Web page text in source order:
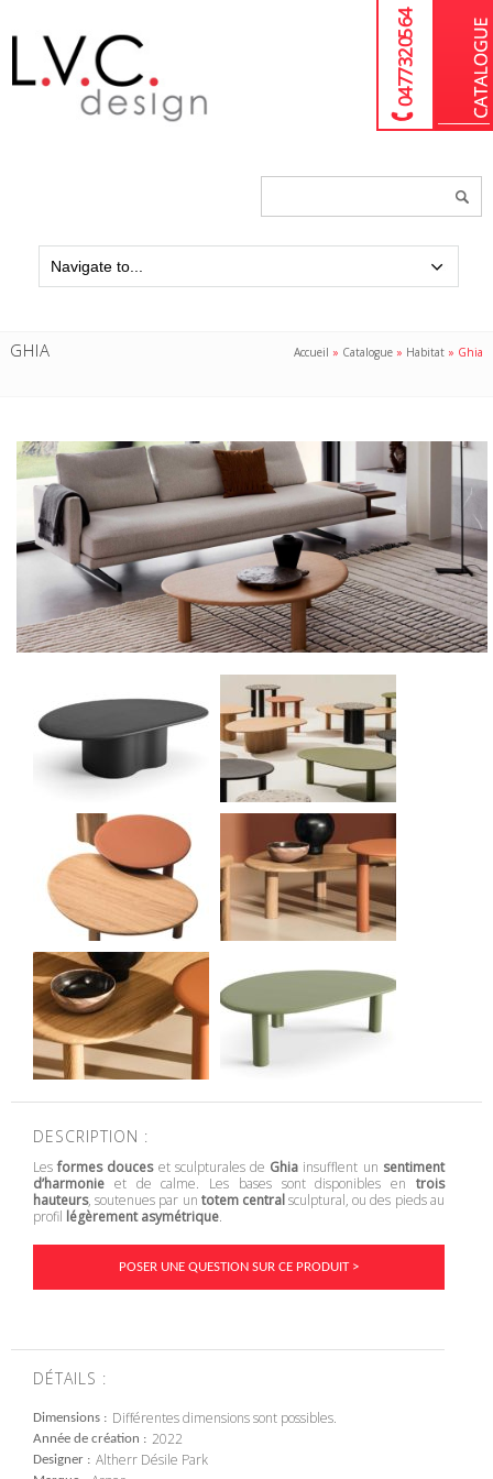
04 77 32 05 64
GHIA Accueil » Catalogue » Habitat » Ghia
DESCRIPTION :
Lesformes douceset sculpturales de Ghia insufflent un sentiment
d’harmonie et de calme.‎ Les bases sont disponibles en trois
hauteurs, soutenues par un totem centralsculptural, ou des pieds au
profil légèrement asymétrique.‎
POSER UNE QUESTION SUR CE PRODUIT >
DÉTAILS :
Dimensions Différentes dimensions sont possibles.
Année de création 2022
Designer Altherr Désile Park